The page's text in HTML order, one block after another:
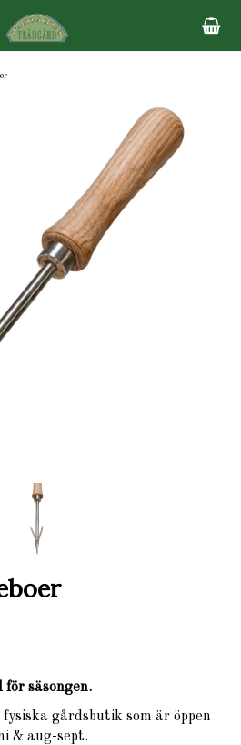
för säsongen.
gårdsbutik som är öppen
& aug-sept.